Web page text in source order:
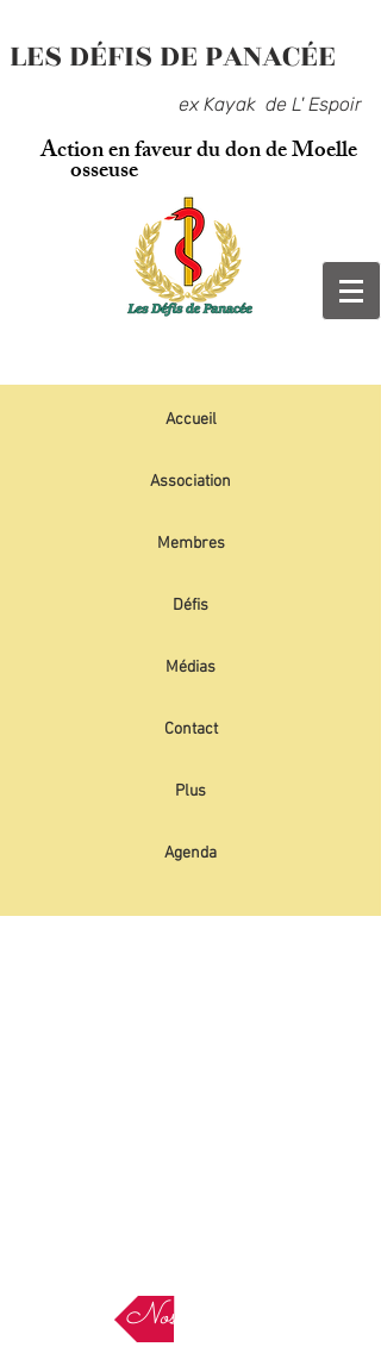
LES DÉFIS DE PANACÉE
ex Kayak de L' Espoir
Action en faveur du don de Moelle
osseuse
Accueil
Association
Membres
Défis
Médias
Contact
Plus
Agenda
Nos Etapes